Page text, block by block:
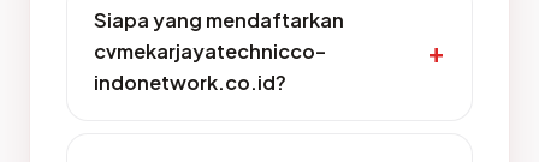
Siapa yang mendaftarkan
cvmekarjayatechnicco-
indonetwork.co.id?